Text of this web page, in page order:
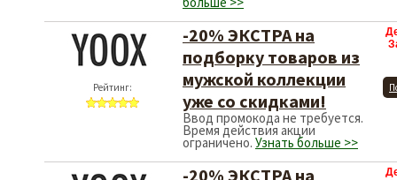
Рейтинг:
-20% ЭКСТРА на
подборку товаров из
мужской коллекции
уже со скидками!
Ввод промокода не требуется.
Время действия акции
ограничено. Узнать больше >>
-20% ЭКСТРА на